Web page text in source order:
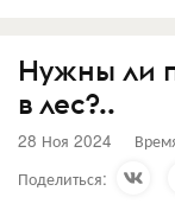
Нужны ли
в лес?..
28 Ноя 2024
Поделиться: